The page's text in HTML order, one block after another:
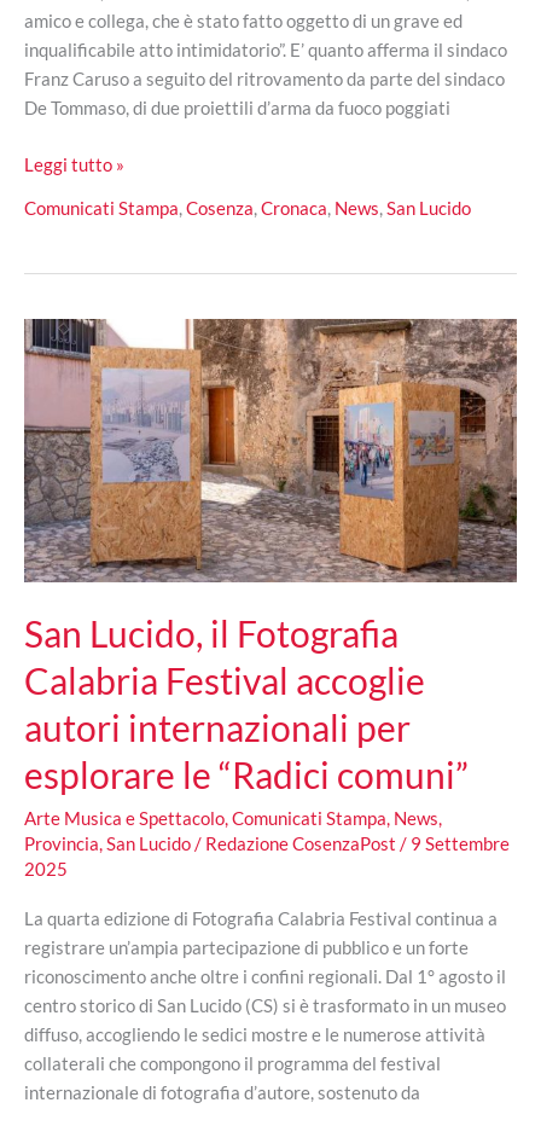
amico e collega, che è stato fatto oggetto di un grave ed
inqualificabile atto intimidatorio”. E’ quanto afferma il sindaco
Franz Caruso a seguito del ritrovamento da parte del sindaco
De Tommaso, di due proiettili d’arma da fuoco poggiati
Atto
a
Lucido,
Caruso
esprime
solidarietà
al
Sindaco
De
Tommaso
Leggi tutto »
Comunicati Stampa,Cosenza,Cronaca, News,San Lucido
San Lucido, il Fotografia
Calabria Festival accoglie
autori internazionali per
esplorare le “Radici comuni”
Arte Musica e Spettacolo,Comunicati Stampa, News,
Provincia,San Lucido/ Redazione CosenzaPost / 9 Settembre
2025
La quarta edizione di Fotografia Calabria Festival continua a
registrare un’ampia partecipazione di pubblico e un forte
riconoscimento anche oltre i confini regionali. Dal 1° agosto il
centro storico di San Lucido (CS) si è trasformato in un museo
diffuso, accogliendo le sedici mostre e le numerose attività
collaterali che compongono il programma del festival
internazionale di fotografia d’autore, sostenuto da